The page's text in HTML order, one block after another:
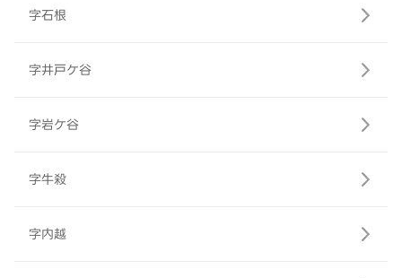
字石根
字井戸ケ谷
字岩ケ谷
字牛殺
字内越